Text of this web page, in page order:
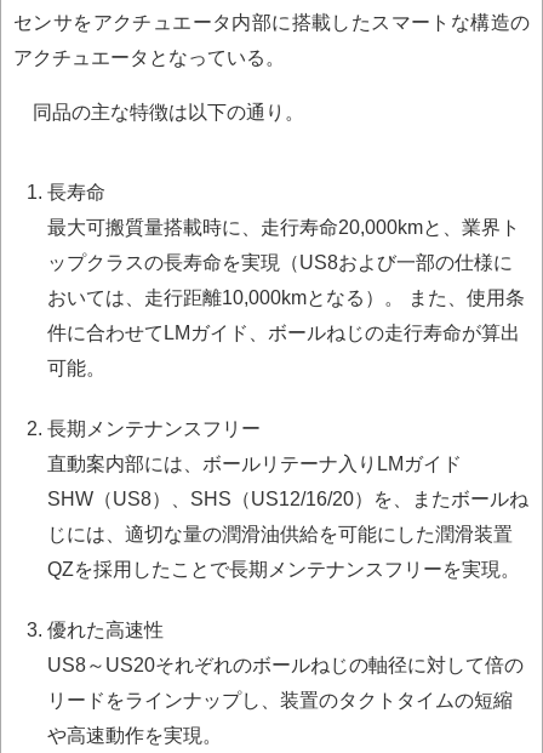
センサをアクチュエータ内部に搭載したスマートな構造の
アクチュエータとなっている。
同品の主な特徴は以下の通り。
長寿命
最大可搬質量搭載時に、走行寿命20,000kmと、業界ト
ップクラスの長寿命を実現（US8および一部の仕様に
おいては、走行距離10,000kmとなる）。 また、使用条
件に合わせてLMガイド、ボールねじの走行寿命が算出
可能。
長期メンテナンスフリー
直動案内部には、ボールリテーナ入りLMガイド
SHW（US8）、SHS（US12/16/20）を、またボールね
じには、適切な量の潤滑油供給を可能にした潤滑装置
QZを採用したことで長期メンテナンスフリーを実現。
優れた高速性
US8～US20それぞれのボールねじの軸径に対して倍の
リードをラインナップし、装置のタクトタイムの短縮
や高速動作を実現。